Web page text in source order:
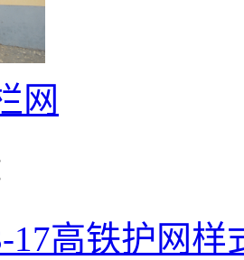
网
17高铁护网样